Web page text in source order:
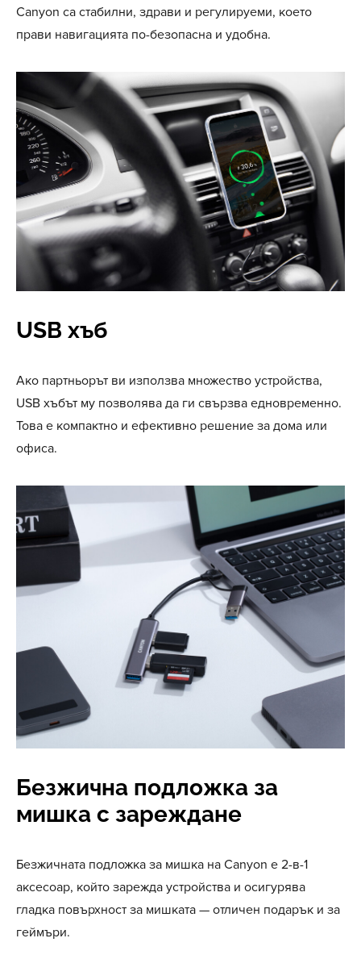
Canyon са стабилни, здрави и регулируеми, което
прави навигацията по-безопасна и удобна.
USB хъб
Ако партньорът ви използва множество устройства,
USB хъбът му позволява да ги свързва едновременно.
Това е компактно и ефективно решение за дома или
офиса.
Безжична подложка за
мишка с зареждане
Безжичната подложка за мишка на Canyon е 2-в-1
аксесоар, който зарежда устройства и осигурява
гладка повърхност за мишката — отличен подарък и за
геймъри.